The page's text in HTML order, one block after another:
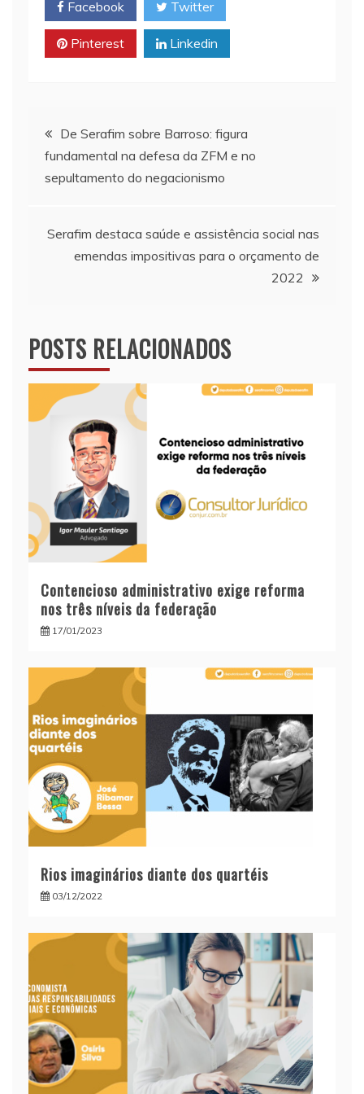
A
p
p
i
n
k
Facebook Twitter
Pinterest Linkedin
Navegação
de
De Serafim sobre Barroso: figura
fundamental na defesa da ZFM e no
sepultamento do negacionismo
Serafim destaca saúde e assistência social nas
emendas impositivas para o orçamento de
2022
POSTS RELACIONADOS
Contencioso administrativo exige reforma
nos três níveis da federação
17/01/2023
Rios imaginários diante dos quartéis
03/12/2022